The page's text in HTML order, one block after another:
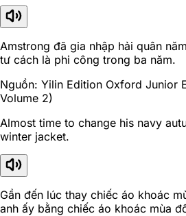
Amstrong đã gia nhập hải quân
tư cách là phi công trong ba năm.
Nguồn: Yilin Edition Oxford Junior
Volume 2)
Almost time to change his navy
winter jacket.
Gần đến lúc thay chiếc áo khoác
anh ấy bằng chiếc áo khoác mùa